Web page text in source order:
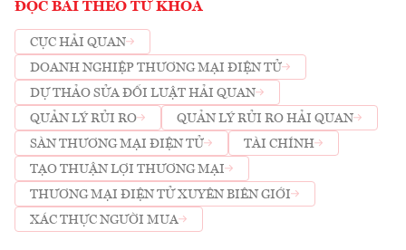
ĐỌC BÀI THEO TỪ KHOÁ
CỤC HẢI QUAN
DOANH NGHIỆP THƯƠNG MẠI ĐIỆN TỬ
DỰ THẢO SỬA ĐỔI LUẬT HẢI QUAN
QUẢN LÝ RỦI RO
QUẢN LÝ RỦI RO HẢI QUAN
SÀN THƯƠNG MẠI ĐIỆN TỬ
TÀI CHÍNH
TẠO THUẬN LỢI THƯƠNG MẠI
THƯƠNG MẠI ĐIỆN TỬ XUYÊN BIÊN GIỚI
XÁC THỰC NGƯỜI MUA